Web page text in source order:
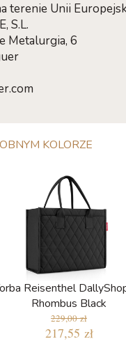
terenie Unii
S.L.
Metalurgia, 6
KOLORZE
Reisenthel
Rhombus Black
229,00 zł
217,55 zł